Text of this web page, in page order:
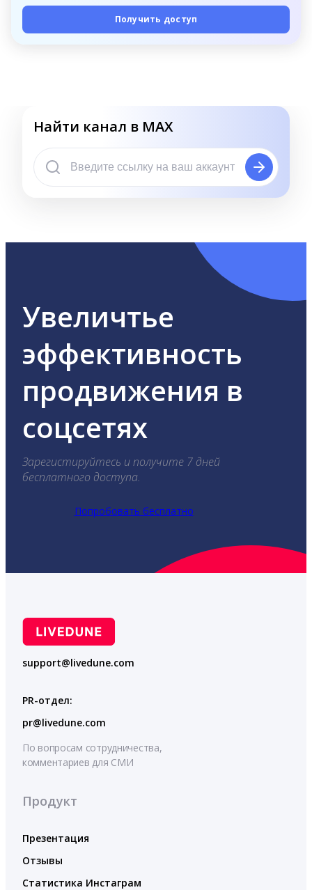
Получить доступ
Найти канал в MAX
Увеличтье
эффективность
продвижения в
соцсетях
Зарегистируйтесь и получите 7 дней
бесплатного доступа.
Попробовать бесплатно
support@livedune.com
PR-отдел:
pr@livedune.com
По вопросам сотрудничества,
комментариев для СМИ
Продукт
Презентация
Отзывы
Статистика Инстаграм